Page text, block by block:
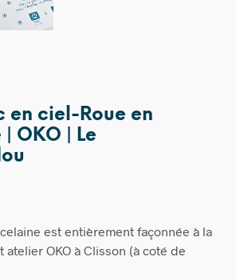
en ciel-Roue en
OKO | Le
est entièrement façonnée à la
atelier OKO à Clisson (à coté de